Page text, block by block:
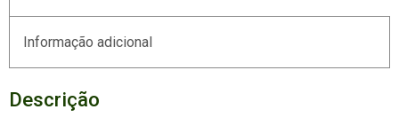
Informação adicional
Descrição